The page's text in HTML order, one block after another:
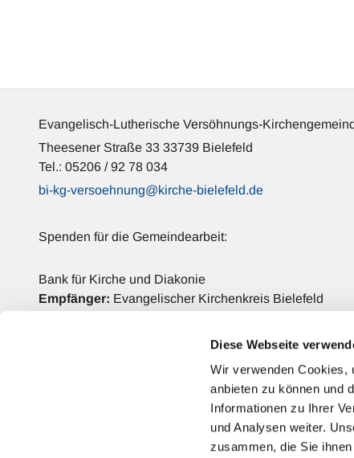
Diese Webseite
Wir verwenden Cookies,
anbieten zu können und
Informationen zu Ihrer
und Analysen weiter.
zusammen, die Sie
Evangelisch-Lutherische Versöhnungs-
Theesener Straße 33 33739 Bielefeld
Tel.: 05206 / 92 78 034
bi-kg-versoehnung@kirche-bielefeld.de
Spenden für die Gemeindearbeit:
Bank für Kirche und Diakonie
Empfänger: Evangelischer Kirchenkreis Bielefeld